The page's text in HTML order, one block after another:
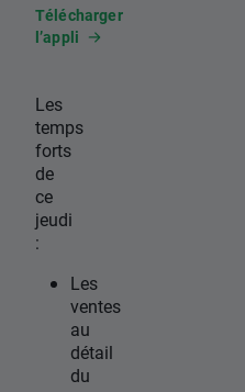
Télécharger
l’appli
Les
temps
forts
de
ce
jeudi
:
Les
ventes
au
détail
du